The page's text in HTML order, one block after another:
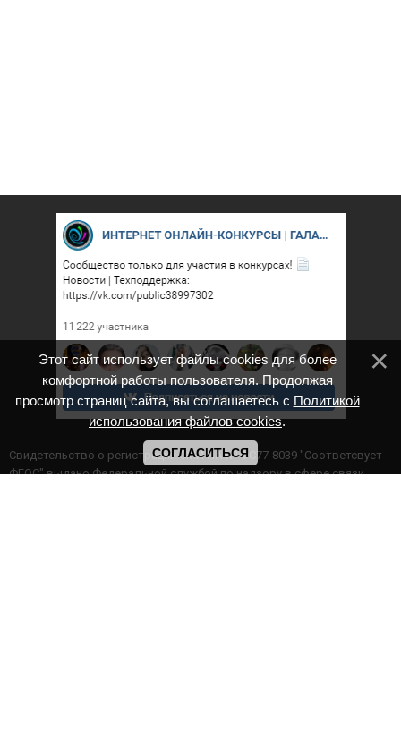
Cвидетельство о регистрации СМИ ИА № ФС77-8039 "Соответсвует
ФГОС" выдано Федеральной службой по надзору в сфере связи,
Этот сайт использует файлы cookies для более
комфортной работы пользователя. Продолжая
просмотр страниц сайта, вы соглашаетесь с Политикой
использования файлов cookies.
СОГЛАСИТЬСЯ